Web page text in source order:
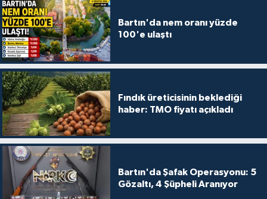
Bartın'da nem oranı yüzde
100'e ulaştı
Fındık üreticisinin beklediği
haber: TMO fiyatı açıkladı
Bartın'da Şafak Operasyonu: 5
Gözaltı, 4 Şüpheli Aranıyor